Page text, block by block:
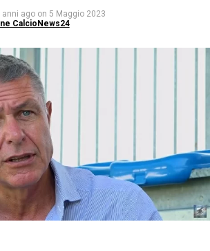
anni ago on 5 Maggio 2023
CalcioNews24